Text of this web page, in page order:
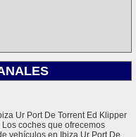
Ur Port De Torrent Ed Klipper
coches que ofrecemos
vehículos en Ibiza Ur Port De